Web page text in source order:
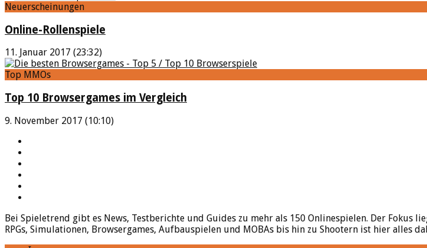
Neuerscheinungen
Online-Rollenspiele
11. Januar 2017 (23:32)
Top MMOs
Top 10 Browsergames im Vergleich
9. November 2017 (10:10)
Bei Spieletrend gibt es News, Testberichte und Guides zu mehr als 150 Onlinespielen. Der Fokus
RPGs, Simulationen, Browsergames, Aufbauspielen und MOBAs bis hin zu Shootern ist hier alles